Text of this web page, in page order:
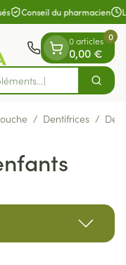
Conseil du pharmacien
0 articles
0,00 €
0
/ Dentifrices /